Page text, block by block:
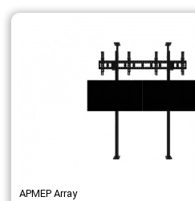
АРМЕР Array